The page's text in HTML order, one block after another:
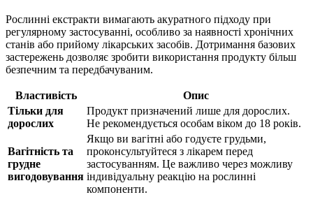
Рослинні екстракти вимагають акуратного підходу при
регулярному застосуванні, особливо за наявності хронічних
станів або прийому лікарських засобів. Дотримання базових
застережень дозволяє зробити використання продукту більш
безпечним та передбачуваним.
Властивість
Опис
Тільки для
дорослих
Продукт призначений лише для дорослих.
Не рекомендується особам віком до 18 років.
Вагітність та
грудне
вигодовування
Якщо ви вагітні або годуєте грудьми,
проконсультуйтеся з лікарем перед
застосуванням. Це важливо через можливу
індивідуальну реакцію на рослинні
компоненти.